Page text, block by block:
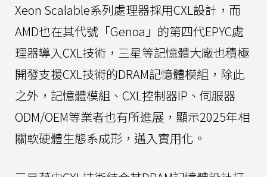
Xeon Scalable系列處理器採用CXL設計，而
AMD也在其代號「Genoa」的第四代EPYC處
理器導入CXL技術，三星等記憶體大廠也積極
開發支援CXL技術的DRAM記憶體模組，除此
之外，記憶體模組、CXL控制器IP、伺服器
ODM/OEM等業者也有所進展，顯示2025年相
關軟硬體生態系成形，邁入實用化。